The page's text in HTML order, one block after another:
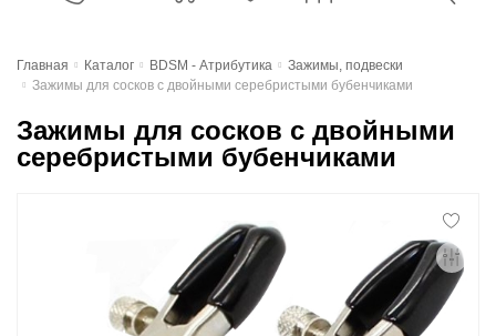
Доставка и оплата
Контакты
Конфиденциальность
Гарантии и возврат
Главная Каталог BDSM - Атрибутика
Зажимы, подвески
Зажимы для сосков с двойными серебристыми бубенчиками
Зажимы для сосков с двойными
серебристыми бубенчиками